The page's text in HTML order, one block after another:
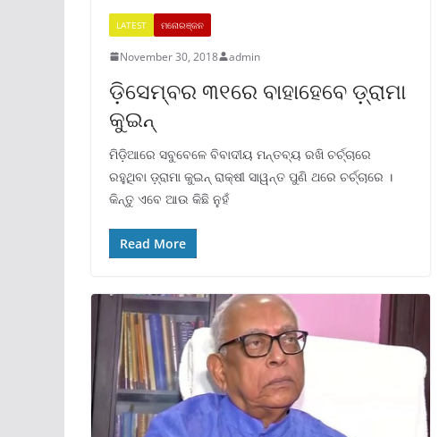
LATEST ମନୋରଞ୍ଜନ
November 30, 2018 admin
ଡ଼ିସେମ୍ବର ୩୧ରେ ବାହାହେବେ ଡ଼୍ରାମା
କୁଇନ୍
ମିଡ଼ିଆରେ ସବୁବେଳେ ବିବାଦୀୟ ମନ୍ତବ୍ୟ ରଖି ଚର୍ଚ୍ଚାରେ
ରହୁଥିବା ଡ଼୍ରାମା କୁଇନ୍ ରାକ୍ଷୀ ସାୱନ୍ତ ପୁଣି ଥରେ ଚର୍ଚ୍ଚାରେ ।
କିନ୍ତୁ ଏବେ ଆଉ କିଛି ନୁହଁ
Read More